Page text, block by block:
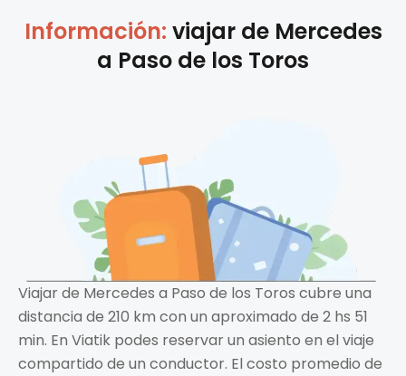
Información: viajar de Mercedes
a Paso de los Toros
Viajar de Mercedes a Paso de los Toros cubre una
distancia de 210 km con un aproximado de 2 hs 51
min. En Viatik podes reservar un asiento en el viaje
compartido de un conductor. El costo promedio de